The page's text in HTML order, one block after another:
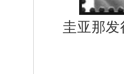
圭亚那